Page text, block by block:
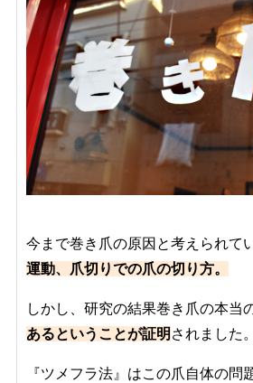
今まで巻き爪の原因と考えられて
運動、爪切りでの爪の切り方。
しかし、研究の結果巻き爪の本当
あるということが証明 されました。
『ツメフラ法』はこの爪自体の問